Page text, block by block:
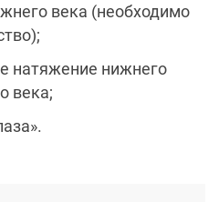
века (необходимо
натяжение нижнего
века;